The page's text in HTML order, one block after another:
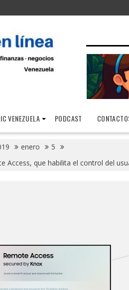
VENEZUELA PODCAST
enero
5
Access, que habilita el control del